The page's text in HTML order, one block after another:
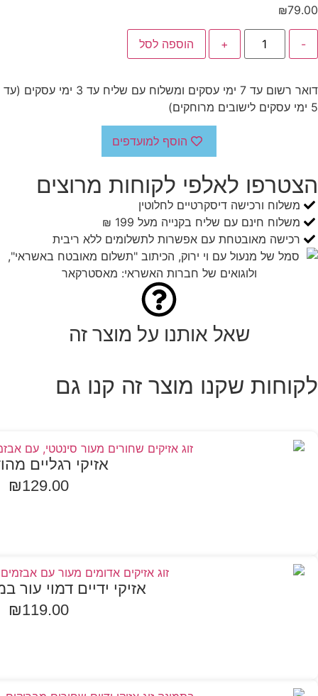
₪79.00
-
+ הוספה לסל
דואר רשום עד 7 ימי עסקים ומשלוח עם שליח עד 3 ימי עסקים (עד
5 ימי עסקים לישובים מרוחקים)
הוסף למועדפים
הצטרפו לאלפי לקוחות מרוצים
משלוח ורכישה דיסקרטיים לחלוטין
משלוח חינם עם שליח בקנייה מעל 199 ₪
רכישה מאובטחת עם אפשרות לתשלומים ללא ריבית
שאל אותנו על מוצר זה
לקוחות שקנו מוצר זה קנו גם
אזיקי רגליים
₪129.00
אזיקי ידיים דמוי עור
₪119.00